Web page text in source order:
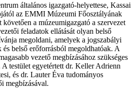
általános igazgató-helyettese, Kassai
az EMMI Múzeumi Főosztályának
a múzeumigazgató a szervezet
feladatok ellátását olyan belső
megoldani, amelyek a jogszabályi
belső erőforrásból megoldhatóak. A
vezető megbízásához szükséges
A testület egyetértett dr. Keller Adrienn
és dr. Lauter Éva tudományos
megbízásával.